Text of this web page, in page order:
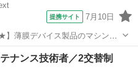
提携サイト 7月10日
薄膜デバイス製品のマシンオ
躍中◎年間休日184日でプライ
カー通勤可★《山形県酒田市》
ナンス技術者／2交替制